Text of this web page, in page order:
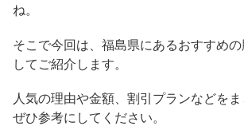
ね。
そこで今回は、福島県にあるおすすめ
してご紹介します。
人気の理由や金額、割引プランなどをま
ぜひ参考にしてください。